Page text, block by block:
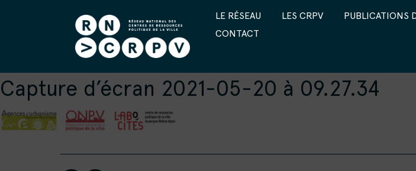
LE RÉSEAU LES CRPV PUBLICATIONS
CONTACT
Capture d’écran 2021-05-20 à 09.27.34